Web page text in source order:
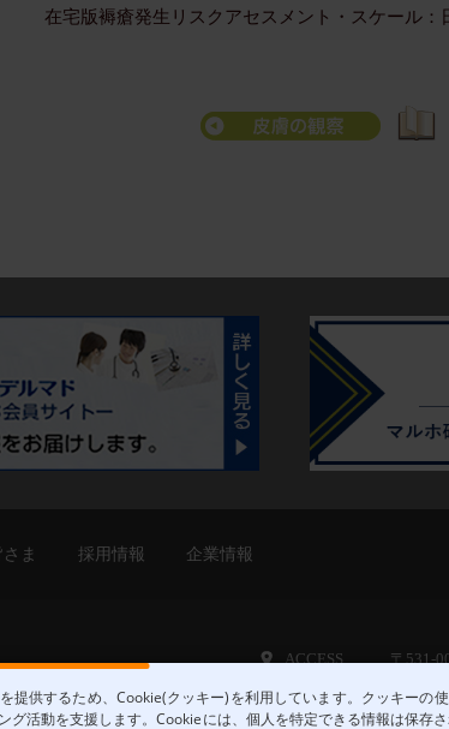
提供するため、Cookie(クッキー)を利用しています。クッキーの
グ活動を支援します。Cookieには、個人を特定できる情報は保存
在宅版褥瘡発生リスクアセスメント・スケール
ま 採用情報 企業情報
ACCESS 〒531-